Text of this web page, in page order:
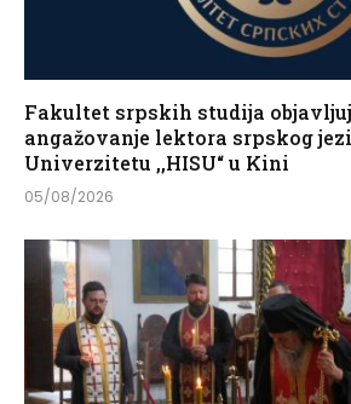
Fakultet srpskih studija
angažovanje lektora srpskog
Univerzitetu ,,HISU“ u Kini
05/08/2026